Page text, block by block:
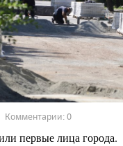
Комментарии: 0
первые лица города.